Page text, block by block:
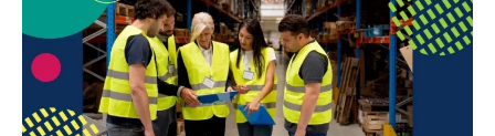
zarządzać
ludźmi
na
magazynie